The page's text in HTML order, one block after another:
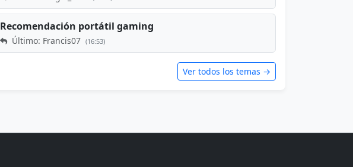
Recomendación portátil gaming
Último: Francis07 (16:53)
Ver todos los temas →